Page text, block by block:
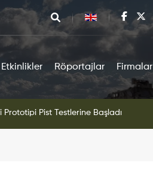
Etkinlikler Röportajlar Firmalar
Başladı